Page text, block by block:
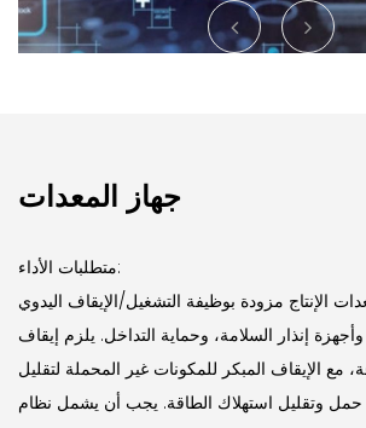
جهاز المعدات
متطلبات الأداء:
الإنتاج مزودة بوظيفة التشغيل/الإيقاف اليدوي
إنذار السلامة، وحماية التداخل. يلزم إيقاف
مع الإيقاف المبكر للمكونات غير المحملة لتقليل
حمل وتقليل استهلاك الطاقة. يجب أن يشمل نظام